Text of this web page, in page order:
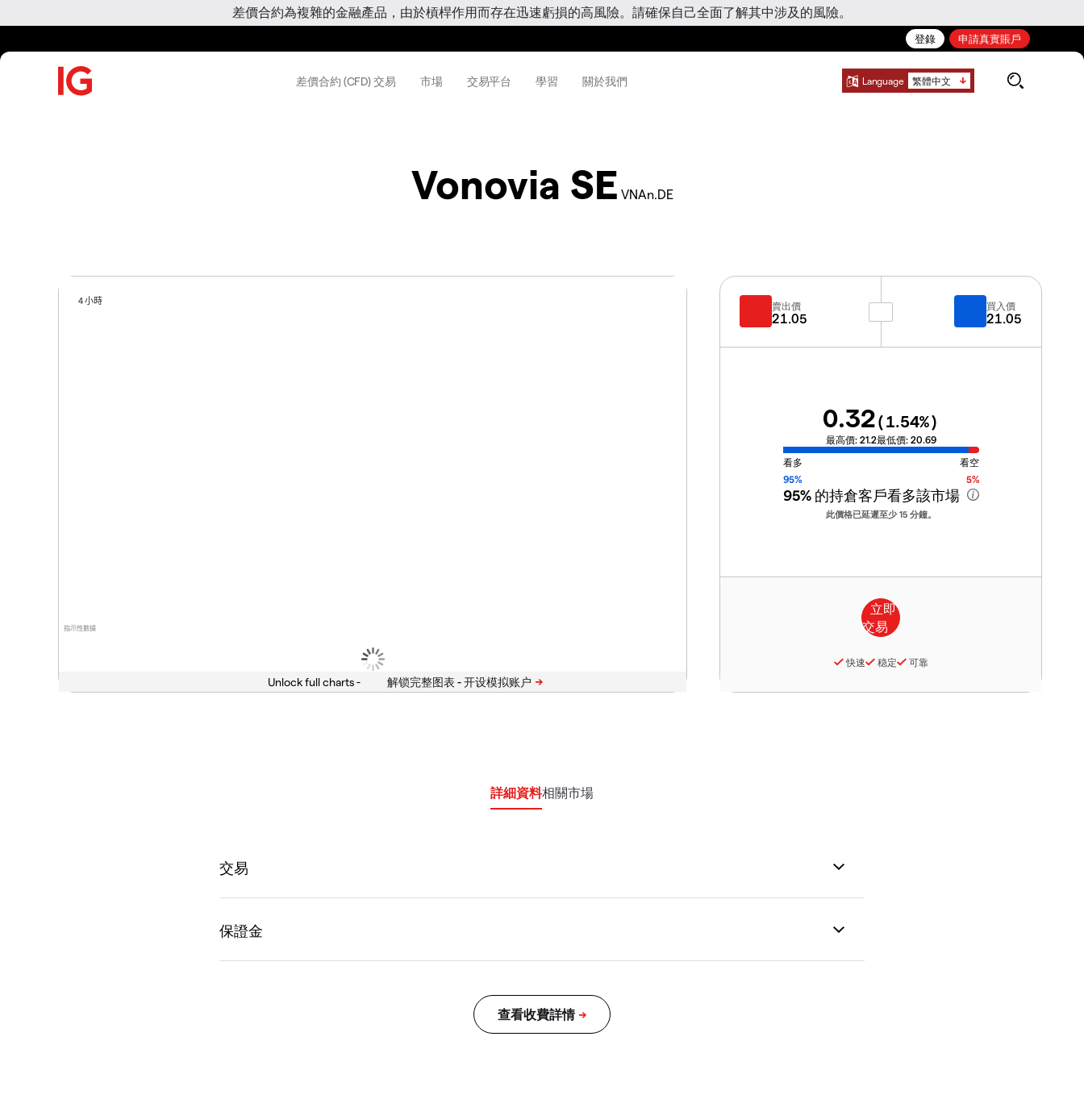
差價合約為複雜的金融產品，由於槓桿作用而存在迅速虧損的高風險。請確保自己全面了解其中涉及的風險。
登錄 申請真實賬戶
差價合約 (CFD) 交易 市場 交易平台 學習 關於我們 Language 繁體中文
Vonovia SE VNAn.DE
指示性數據
4 小時
Unlock full charts -
賣出價
21.05
買入價
21.05
0.32(1.54%)
最高價: 21.2最低價: 20.69
看多
看空
95%
5%
95%的持倉客戶看多該市場
此價格已延遲至少 15 分鐘。
快速 稳定 可靠
詳細資料相關市場